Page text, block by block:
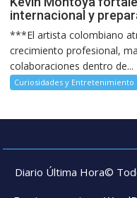
internacional y
***El artista colombiano
crecimiento profesional,
colaboraciones dentro de...
Curiosidades y Entretenimiento
Diario Última Hora©